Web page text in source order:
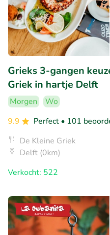
Grieks 3-gangen
Griek in hartje Delft
Morgen
Wo
9.9
Perfect • 101
De Kleine Griek
Delft (0km)
Verkocht: 522